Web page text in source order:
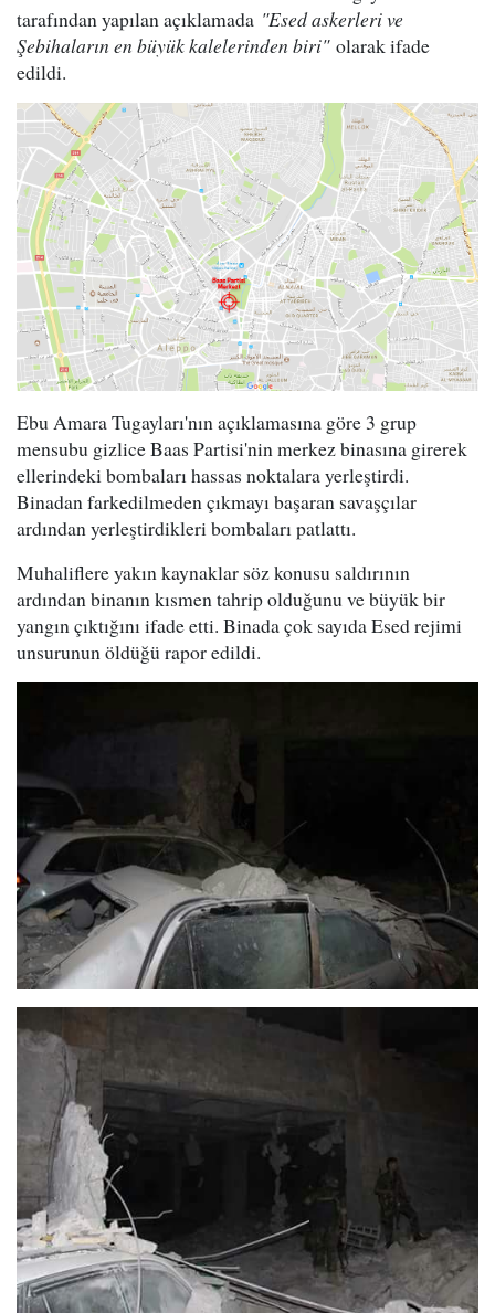
tarafından yapılan açıklamada "Esed askerleri ve
Şebihaların en büyük kalelerinden biri" olarak ifade
edildi.
Ebu Amara Tugayları'nın açıklamasına göre 3 grup
mensubu gizlice Baas Partisi'nin merkez binasına girerek
ellerindeki bombaları hassas noktalara yerleştirdi.
Binadan farkedilmeden çıkmayı başaran savaşçılar
ardından yerleştirdikleri bombaları patlattı.
Muhaliflere yakın kaynaklar söz konusu saldırının
ardından binanın kısmen tahrip olduğunu ve büyük bir
yangın çıktığını ifade etti. Binada çok sayıda Esed rejimi
unsurunun öldüğü rapor edildi.